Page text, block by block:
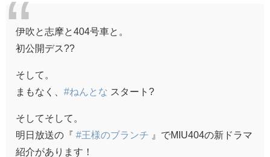
伊吹と志摩と404号車と。
初公開デス??
そして。
まもなく、 #ねんとな スタート?
そしてそして。
明日放送の『 #王様のブランチ 』でMIU404の新ドラマ
紹介があります！